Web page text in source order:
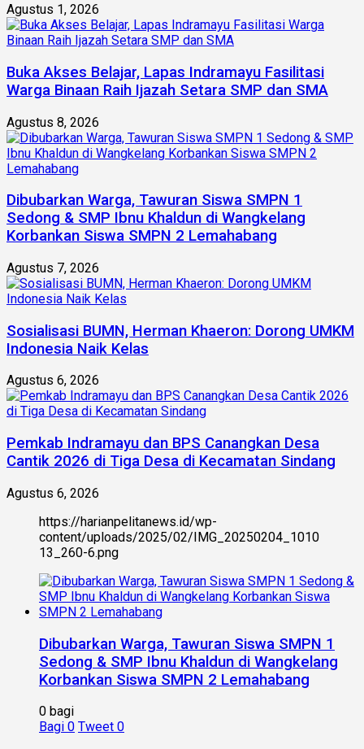
Agustus 1, 2026
Buka Akses Belajar, Lapas Indramayu Fasilitasi
Warga Binaan Raih Ijazah Setara SMP dan SMA
Agustus 8, 2026
Dibubarkan Warga, Tawuran Siswa SMPN 1
Sedong & SMP Ibnu Khaldun di Wangkelang
Korbankan Siswa SMPN 2 Lemahabang
Agustus 7, 2026
Sosialisasi BUMN, Herman Khaeron: Dorong UMKM
Indonesia Naik Kelas
Agustus 6, 2026
Pemkab Indramayu dan BPS Canangkan Desa
Cantik 2026 di Tiga Desa di Kecamatan Sindang
Agustus 6, 2026
https://harianpelitanews.id/wp-
content/uploads/2025/02/IMG_20250204_1010
13_260-6.png
Dibubarkan Warga, Tawuran Siswa SMPN 1
Sedong & SMP Ibnu Khaldun di Wangkelang
Korbankan Siswa SMPN 2 Lemahabang
0 bagi
Bagi 0 Tweet 0